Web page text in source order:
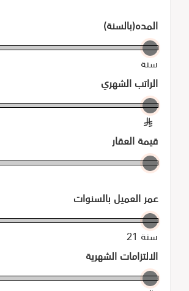
المده(بالسنة)
سنة
الراتب الشهري
§
قيمة العقار
عمر العميل بالسنوات
21 سنة
الالتزامات الشهرية